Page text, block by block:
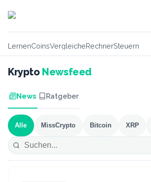
LernenCoinsVergleicheRechnerSteuern
Krypto Newsfeed
News Ratgeber
Alle MissCrypto Bitcoin XRP